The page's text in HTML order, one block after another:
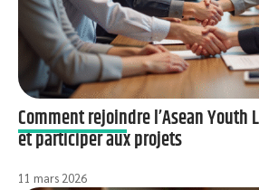
Comment rejoindre l’Asean Youth
et participer aux projets
11 mars 2026